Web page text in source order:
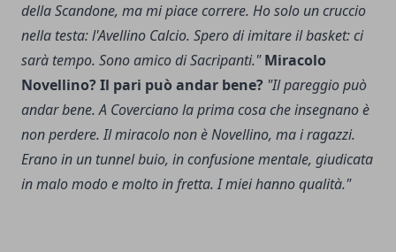
della Scandone, ma mi piace correre. Ho solo un cruccio
nella testa: l'Avellino Calcio. Spero di imitare il basket: ci
sarà tempo. Sono amico di Sacripanti."Miracolo
Novellino? Il pari può andar bene? "Il pareggio può
andar bene. A Coverciano la prima cosa che insegnano è
non perdere. Il miracolo non è Novellino, ma i ragazzi.
Erano in un tunnel buio, in confusione mentale, giudicata
in malo modo e molto in fretta. I miei hanno qualità."